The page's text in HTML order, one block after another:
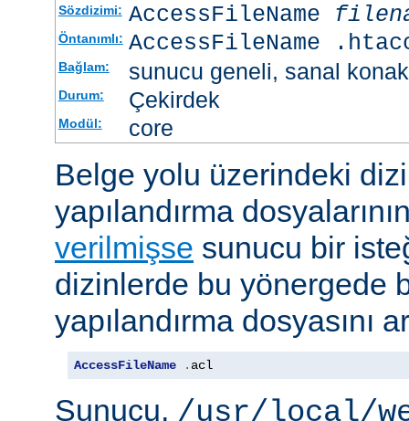
Sözdizimi: AccessFileName
Öntanımlı: AccessFileName
Bağlam: sunucu geneli, sanal konak
Durum: Çekirdek
Modül: core
Belge yolu üzerindeki
yapılandırma
verilmişse sunucu bir
dizinlerde bu yönergede
yapılandırma dosyasını
AccessFileName . acl
Sunucu, /usr/local/